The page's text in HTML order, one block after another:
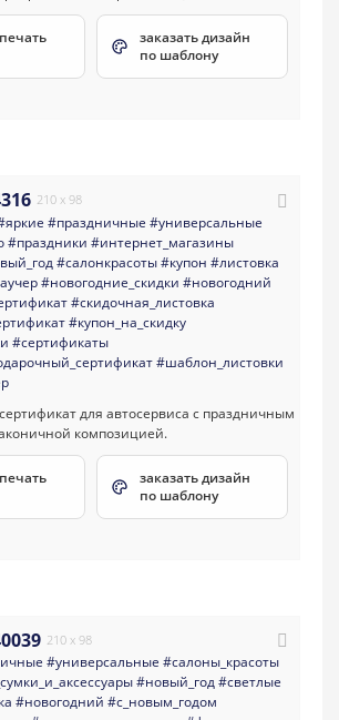
заказать дизайн
по шаблону
210 x 98
#праздничные #универсальные
#праздники #интернет_магазины
#салонкрасоты#купон #листовка
#новогодние_скидки #новогодний
#скидочная_листовка
#купон_на_скидку
#сертификаты
#шаблон_листовки
заказать дизайн
по шаблону
210 x 98
#универсальные #салоны_красоты
#новый_год#светлые
#новогодний #с_новым_годом